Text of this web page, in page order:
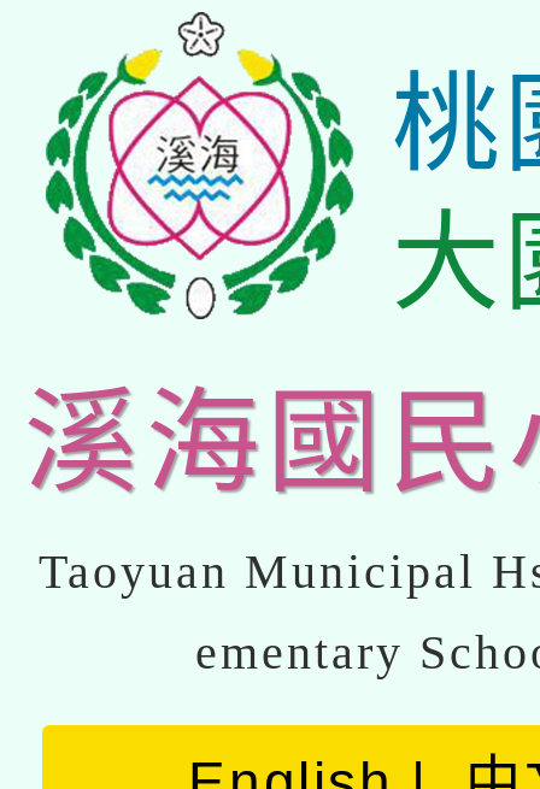
桃
大
溪海國民
Taoyuan Municipal
ementary